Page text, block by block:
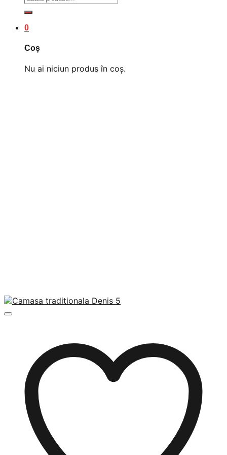
0
Coș
Nu ai niciun produs în coș.